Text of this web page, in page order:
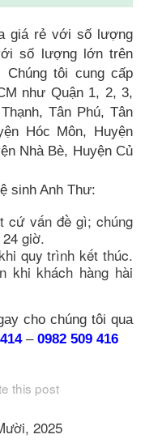
giá rẻ với số lượng
số lượng lớn trên
Chúng tôi cung cấp
như Quận 1, 2, 3,
Tân Phú, Tân
Hóc Môn, Huyện
Nhà Bè, Huyện Củ
sinh Anh Thư:
cứ vấn đề gì; chúng
giờ.
quy trình kết thúc.
khi khách hàng hài
cho chúng tôi qua
– 0982 509 416
this post
2025